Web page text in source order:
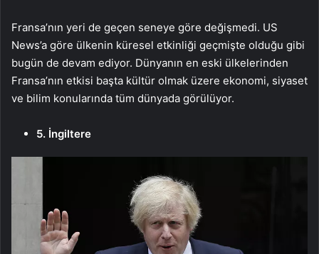
Fransa’nın yeri de geçen seneye göre değişmedi. US
News’a göre ülkenin küresel etkinliği geçmişte olduğu gibi
bugün de devam ediyor. Dünyanın en eski ülkelerinden
Fransa’nın etkisi başta kültür olmak üzere ekonomi, siyaset
ve bilim konularında tüm dünyada görülüyor.
5. İngiltere